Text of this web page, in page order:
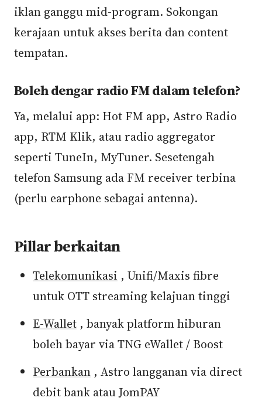
iklan ganggu mid-program. Sokongan
kerajaan untuk akses berita dan content
tempatan.
Boleh dengar radio FM dalam telefon?
Ya, melalui app: Hot FM app, Astro Radio
app, RTM Klik, atau radio aggregator
seperti TuneIn, MyTuner. Sesetengah
telefon Samsung ada FM receiver terbina
(perlu earphone sebagai antenna).
Pillar berkaitan
Telekomunikasi , Unifi/Maxis fibre
untuk OTT streaming kelajuan tinggi
E-Wallet , banyak platform hiburan
boleh bayar via TNG eWallet / Boost
Perbankan , Astro langganan via direct
debit bank atau JomPAY